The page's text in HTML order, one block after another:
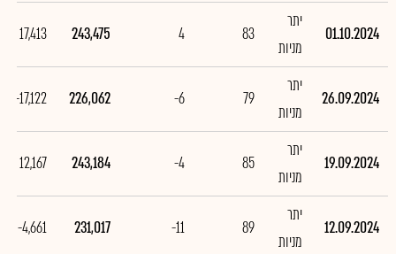
01.10.2024
יתר
מניות
83
4
243,475
17,413
26.09.2024
יתר
מניות
79
-6
226,062
-17,122
19.09.2024
יתר
מניות
85
-4
243,184
12,167
12.09.2024
יתר
מניות
89
-11
231,017
-4,661